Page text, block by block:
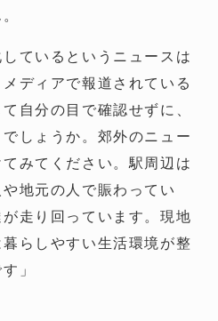
ているというニュースは
ディアで報道されている
自分の目で確認せずに、
しょうか。郊外のニュー
みてください。駅周辺は
地元の人で賑わってい
走り回っています。現地
らしやすい生活環境が整
」